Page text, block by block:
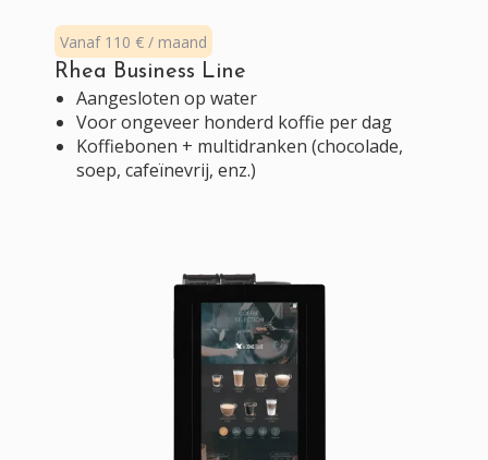
Vanaf 110 € / maand
Rhea Business Line
Aangesloten op water
Voor ongeveer honderd koffie per dag
Koffiebonen + multidranken (chocolade,
soep, cafeïnevrij, enz.)